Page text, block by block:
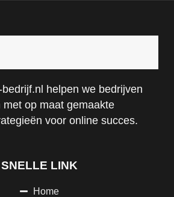
helpen we bedrijven
met op maat gemaakte
voor online succes.
SNELLE LINK
Home